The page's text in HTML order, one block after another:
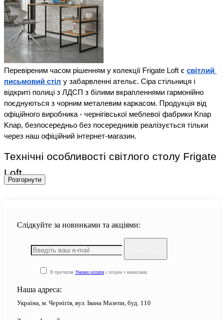
Перевіреним часом рішенням у колекції Frigate Loft є світлий
письмовий стіл у забарвленні ательє. Сіра стільниця і
відкриті полиці з ЛДСП з білими вкрапленнями гармонійно
поєднуються з чорним металевим каркасом. Продукція від
офіційного виробника - чернігівської меблевої фабрики Knap
Knap, безпосередньо без посередників реалізується тільки
через наш офіційний інтернет-магазин.
Технічні особливості світлого столу Frigate
Loft
забезпечують стійкість стільниці;
стільниця і дві відкриті полиці, виконані з ламінованих
деревно-стружкових плит (ЛДСП) товщиною 16 мм;
завтовшки 2 мм (ПВХ) для забезпечення безпеки
користувачів;
Розгорнути
Слідкуйте за новинками та акціями:
Я прочитав Умови оплатиі згоден з вимогами
Наша адреса:
Україна, м. Чернігів, вул. Івана Мазепи, буд. 110